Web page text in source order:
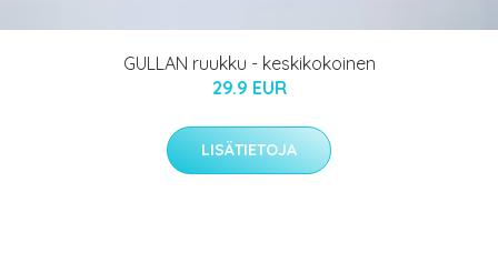
GULLAN ruukku - keskikokoinen
29.9 EUR
LISÄTIETOJA